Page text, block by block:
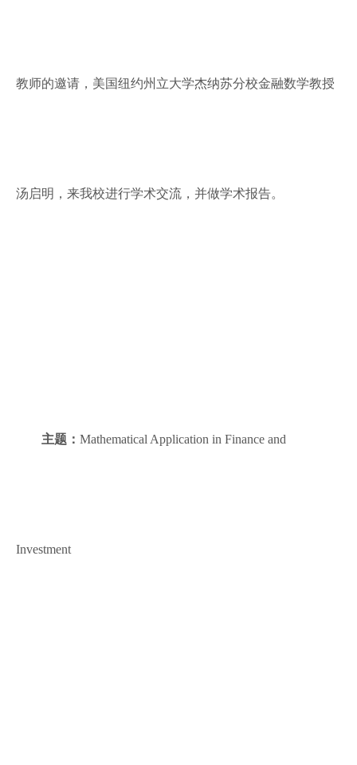
教师的邀请，美国纽约州立大学杰纳苏分校金融数学教授
汤启明，来我校进行学术交流，并做学术报告。
主题： Mathematical Application in Finance and
Investment